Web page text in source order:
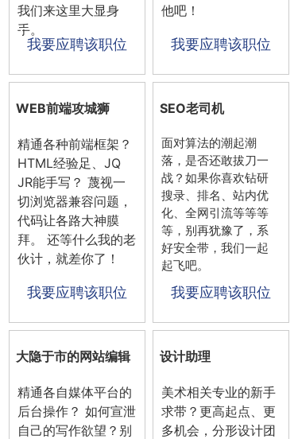
我们来这里大显身
手。
我要应聘该职位
WEB前端攻城狮
精通各种前端框架？
HTML经验足、JQ
JR能手写？ 蔑视一
切浏览器兼容问题，
代码让各路大神膜
拜。 还等什么我的老
伙计，就差你了！
我要应聘该职位
大隐于市的网站编辑
精通各自媒体平台的
后台操作？ 如何宣泄
自己的写作欲望？别
他吧！
我要应聘该职位
SEO老司机
面对算法的潮起潮
落，是否还敢拔刀一
战？如果你喜欢钻研
搜录、排名、站内优
化、全网引流等等等
等，别再犹豫了，系
好安全带，我们一起
起飞吧。
我要应聘该职位
设计助理
美术相关专业的新手
求带？更高起点、更
多机会，分形设计团